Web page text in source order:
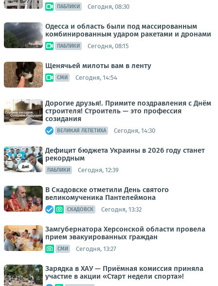
ПАБЛИКИ Сегодня, 08:30
Одесса и область были под массированным
комбинированным ударом ракетами и дронами
ПАБЛИКИ Сегодня, 08:15
Щенячьей милоты вам в ленту
СМИ Сегодня, 14:54
Дорогие друзья!. Примите поздравления с Днём
строителя! Строитель — это профессия
созидания
ВЕЛИКАЯ ЛЕПЕТИХА Сегодня, 14:30
Дефицит бюджета Украины в 2026 году станет
рекордным
ПАБЛИКИ Сегодня, 12:39
В Скадовске отметили День святого
великомученика Пантелеймона
СКАДОВСК Сегодня, 13:32
Замгубернатора Херсонской области провела
прием эвакуированных граждан
СМИ Сегодня, 13:27
Зарядка в ХАУ — Приёмная комиссия приняла
участие в акции «Старт недели спорта»!